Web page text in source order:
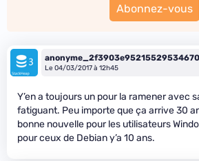
Abonnez-vous
Le 04/03/2017 à 12h45
Y’en a toujours un pour la ramener avec
fatiguant. Peu importe que ça arrive 30
bonne nouvelle pour les utilisateurs
pour ceux de Debian y’a 10 ans.